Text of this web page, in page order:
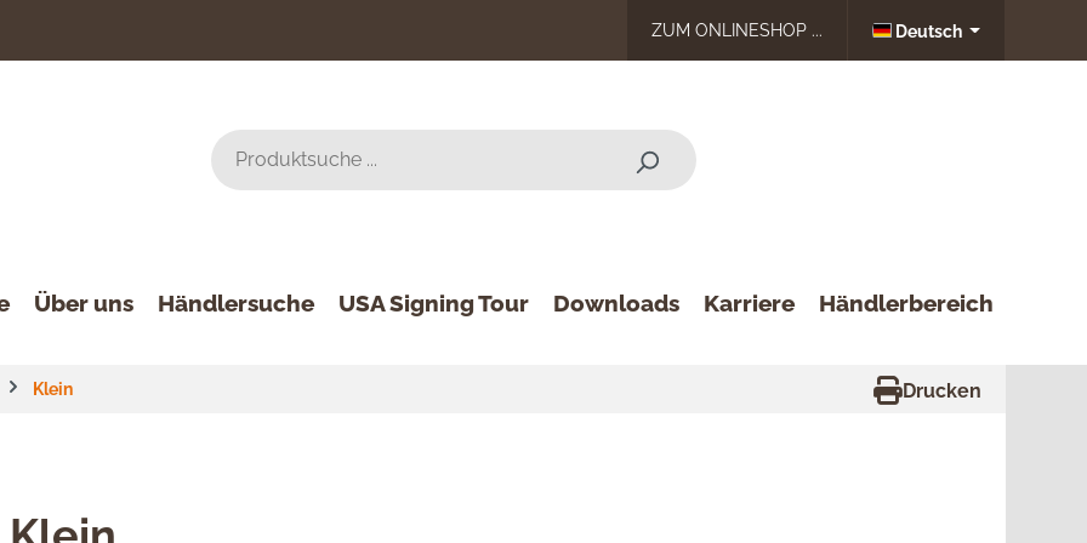
ZUM ONLINESHOP ... Deutsch
Über uns Händlersuche USA Signing Tour Downloads Karriere Händlerbereich
Klein Drucken